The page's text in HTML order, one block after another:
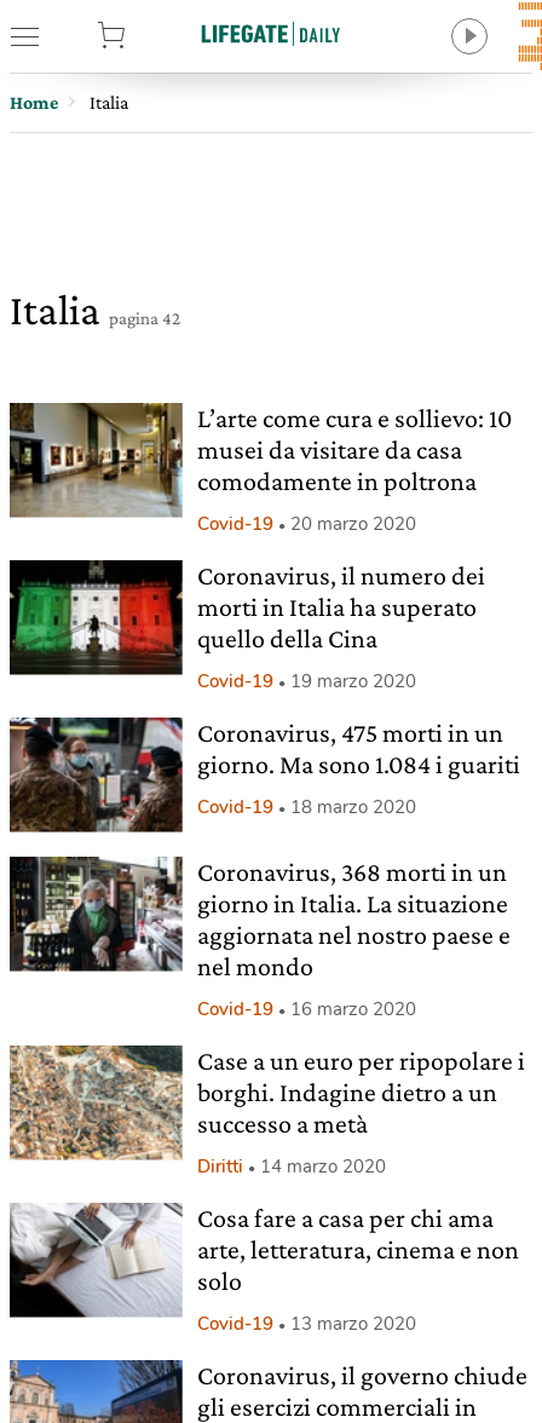
Home Italia
Italia pagina 42
L’arte come cura e sollievo: 10
musei da visitare da casa
comodamente in poltrona
Covid-19 20 marzo 2020
Coronavirus, il numero dei
morti in Italia ha superato
quello della Cina
Covid-19 19 marzo 2020
Coronavirus, 475 morti in un
giorno. Ma sono 1.084 i guariti
Covid-19 18 marzo 2020
Coronavirus, 368 morti in un
giorno in Italia. La situazione
aggiornata nel nostro paese e
nel mondo
Covid-19 16 marzo 2020
Case a un euro per ripopolare i
borghi. Indagine dietro a un
successo a metà
Diritti 14 marzo 2020
Cosa fare a casa per chi ama
arte, letteratura, cinema e non
solo
Covid-19 13 marzo 2020
Coronavirus, il governo chiude
gli esercizi commerciali in